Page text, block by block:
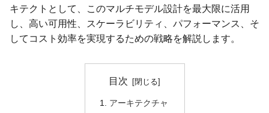
キテクトとして、このマルチモデル設計を最大限に活用
し、高い可用性、スケーラビリティ、パフォーマンス、そ
してコスト効率を実現するための戦略を解説します。
目次
アーキテクチャ